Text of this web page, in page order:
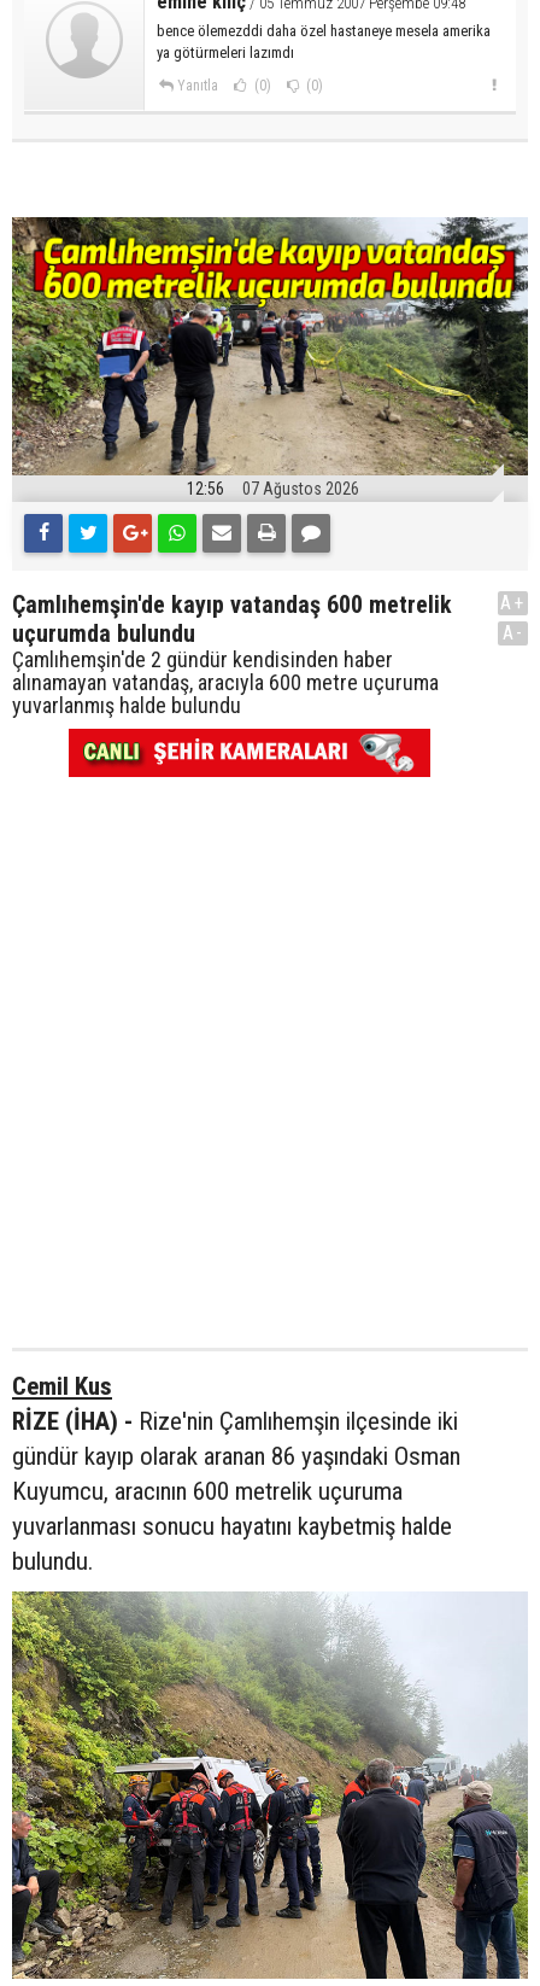
bence ölemezddi daha özel hastaneye mesela amerika
ya götürmeleri lazımdı
Yanıtla (0) (0)
12:56 07 Ağustos 2026
Çamlıhemşin'de kayıp vatandaş 600 metrelik
uçurumda bulundu
Çamlıhemşin'de 2 gündür kendisinden haber
alınamayan vatandaş, aracıyla 600 metre uçuruma
yuvarlanmış halde bulundu
A+
A-
Cemil Kus
RİZE (İHA) - Rize'nin Çamlıhemşin ilçesinde iki
gündür kayıp olarak aranan 86 yaşındaki Osman
Kuyumcu, aracının 600 metrelik uçuruma
yuvarlanması sonucu hayatını kaybetmiş halde
bulundu.